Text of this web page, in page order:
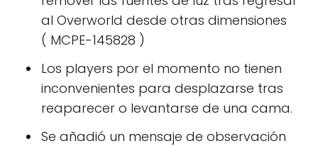
al Overworld desde otras dimensiones
( MCPE-145828 )
Los players por el momento no tienen
inconvenientes para desplazarse tras
reaparecer o levantarse de una cama.
Se añadió un mensaje de observación